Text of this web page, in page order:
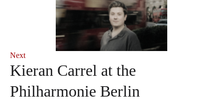
Next
Kieran Carrel at the
Philharmonie Berlin